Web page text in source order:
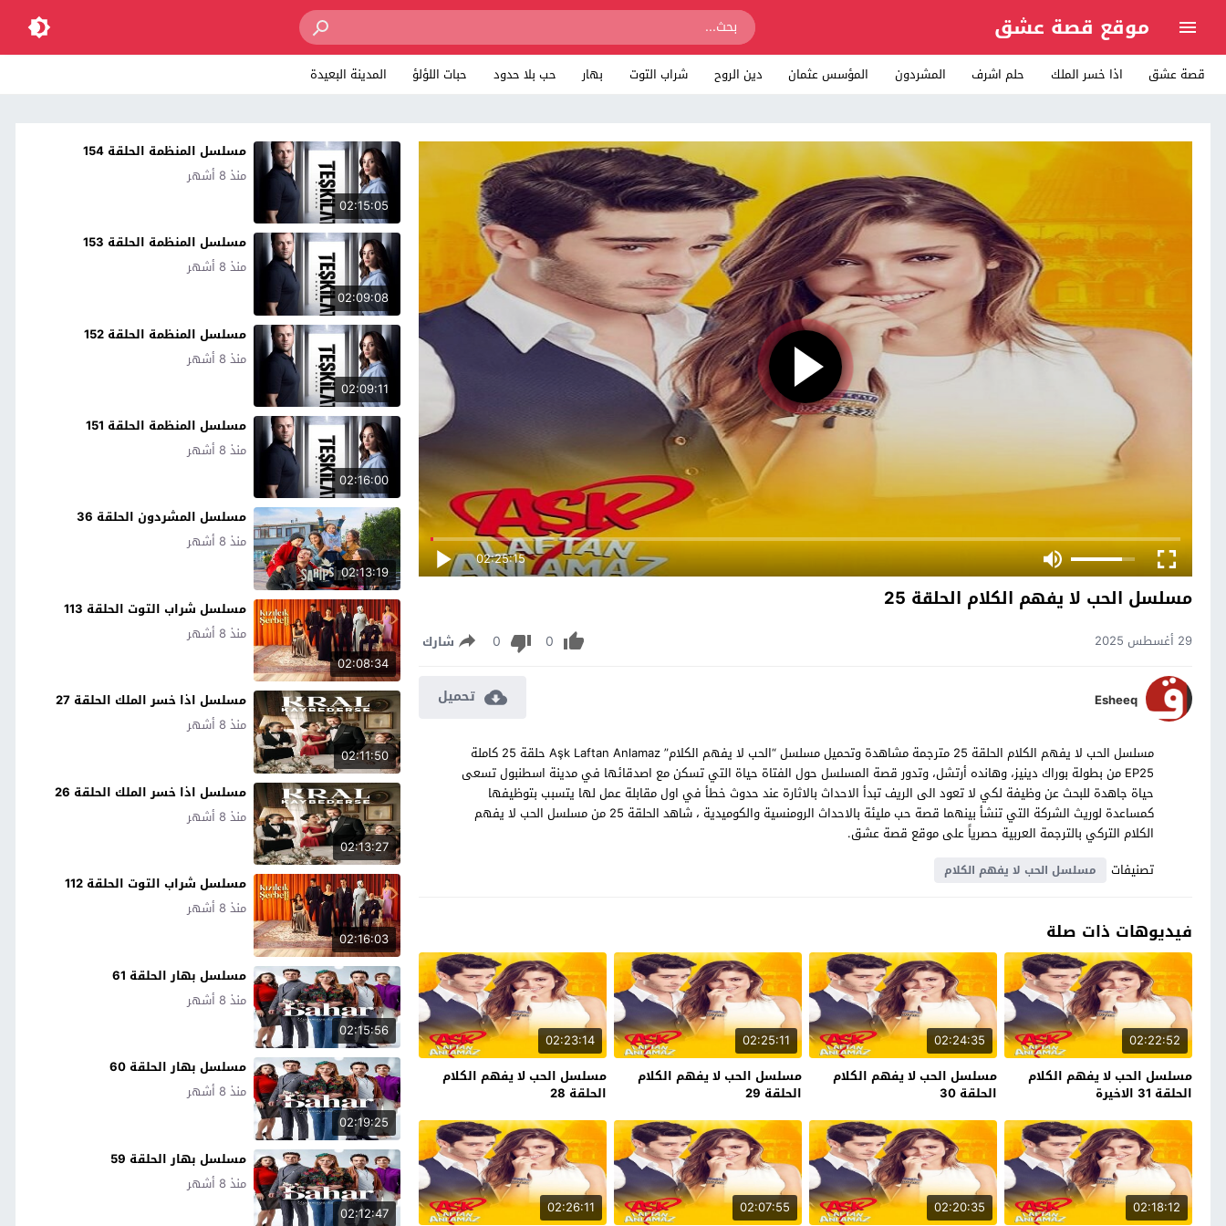
موقع قصة عشق
قصة عشق اذا خسر الملك حلم اشرف المشردون المؤسس عثمان دين الروح شراب التوت بهار حب بلا حدود حبات اللؤلؤ المدينة البعيدة
02:25:15
مسلسل الحب لا يفهم الكلام الحلقة 25
29 أغسطس 2025 0
0 شارك
Esheeq تحميل
مسلسل الحب لا يفهم الكلام الحلقة 25 مترجمة مشاهدة وتحميل مسلسل “الحب لا يفهم الكلام” Aşk Laftan Anlamaz حلقة 25 كاملة
EP25 من بطولة بوراك دينيز، وهانده أرتشل، وتدور قصة المسلسل حول الفتاة حياة التي تسكن مع اصدقائها في مدينة اسطنبول تسعى
حياة جاهدة للبحث عن وظيفة لكي لا تعود الى الريف تبدأ الاحداث بالاثارة عند حدوث خطأ في اول مقابلة عمل لها يتسبب بتوظيفها
كمساعدة لوريث الشركة التي تنشأ بينهما قصة حب مليئة بالاحداث الرومنسية والكوميدية ، شاهد الحلقة 25 من مسلسل الحب لا يفهم
الكلام التركي بالترجمة العربية حصرياً على موقع قصة عشق.
تصنيفات
مسلسل الحب لا يفهم الكلام
فيديوهات ذات صلة
02:22:52
مسلسل الحب لا يفهم الكلام
الحلقة 31 الاخيرة
02:24:35
مسلسل الحب لا يفهم الكلام
الحلقة 30
02:25:11
مسلسل الحب لا يفهم الكلام
الحلقة 29
02:23:14
مسلسل الحب لا يفهم الكلام
الحلقة 28
02:18:12
02:20:35
02:07:55
02:26:11
02:15:05
مسلسل المنظمة الحلقة 154
منذ 8 أشهر
02:09:08
مسلسل المنظمة الحلقة 153
منذ 8 أشهر
02:09:11
مسلسل المنظمة الحلقة 152
منذ 8 أشهر
02:16:00
مسلسل المنظمة الحلقة 151
منذ 8 أشهر
02:13:19
مسلسل المشردون الحلقة 36
منذ 8 أشهر
02:08:34
مسلسل شراب التوت الحلقة 113
منذ 8 أشهر
02:11:50
مسلسل اذا خسر الملك الحلقة 27
منذ 8 أشهر
02:13:27
مسلسل اذا خسر الملك الحلقة 26
منذ 8 أشهر
02:16:03
مسلسل شراب التوت الحلقة 112
منذ 8 أشهر
02:15:56
مسلسل بهار الحلقة 61
منذ 8 أشهر
02:19:25
مسلسل بهار الحلقة 60
منذ 8 أشهر
02:12:47
مسلسل بهار الحلقة 59
منذ 8 أشهر